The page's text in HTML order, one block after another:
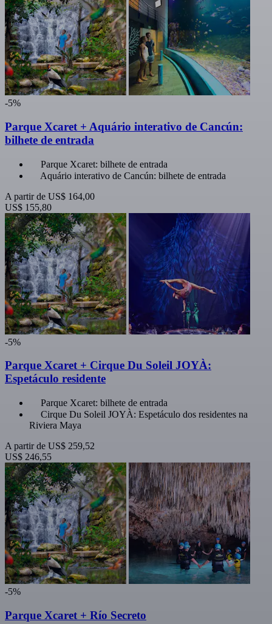
-5%
Parque Xcaret + Aquário interativo de Cancún:
bilhete de entrada
Parque Xcaret: bilhete de entrada
Aquário interativo de Cancún: bilhete de entrada
A partir de US$ 164,00
US$ 155,80
-5%
Parque Xcaret + Cirque Du Soleil JOYÀ:
Espetáculo residente
Parque Xcaret: bilhete de entrada
Cirque Du Soleil JOYÀ: Espetáculo dos residentes na
Riviera Maya
A partir de US$ 259,52
US$ 246,55
-5%
Parque Xcaret + Río Secreto